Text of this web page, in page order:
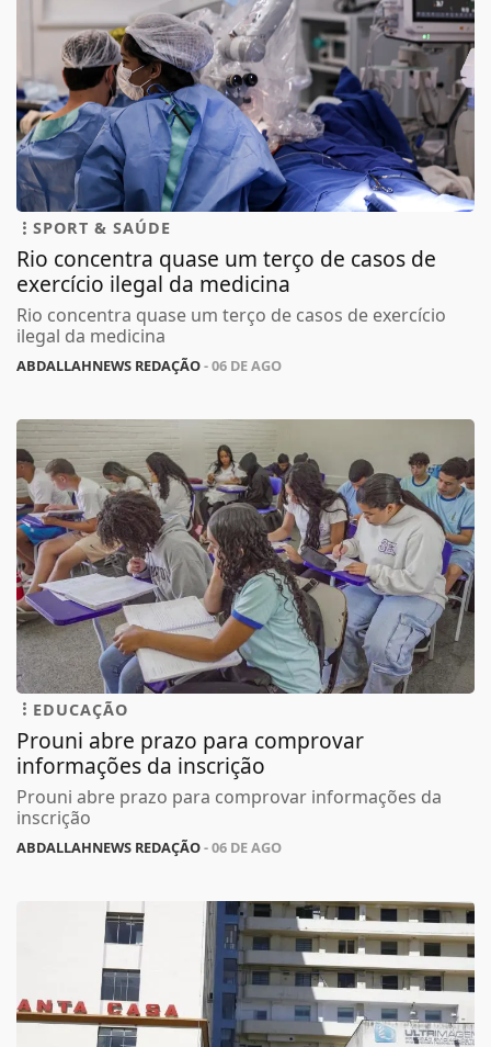
SPORT & SAÚDE
Rio concentra quase um terço de casos de
exercício ilegal da medicina
Rio concentra quase um terço de casos de exercício
ilegal da medicina
ABDALLAHNEWS REDAÇÃO- 06 DE AGO
EDUCAÇÃO
Prouni abre prazo para comprovar
informações da inscrição
Prouni abre prazo para comprovar informações da
inscrição
ABDALLAHNEWS REDAÇÃO- 06 DE AGO